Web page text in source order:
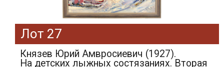
Лот 27
Князев Юрий Амвросиевич (1927).
На детских лыжных состязаниях. Вторая